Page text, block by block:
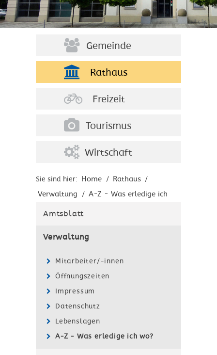
Gemeinde
Rathaus
Freizeit
Tourismus
Wirtschaft
Sie sind hier: Home / Rathaus /
Verwaltung / A-Z - Was erledige ich
Amtsblatt
Verwaltung
Mitarbeiter/-innen
Öffnungszeiten
Impressum
Datenschutz
Lebenslagen
A-Z - Was erledige ich wo?